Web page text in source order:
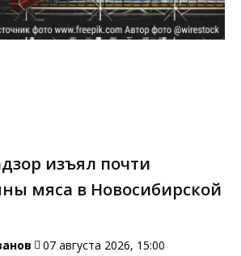
изъял почти
мяса в Новосибирской
07 августа 2026, 15:00